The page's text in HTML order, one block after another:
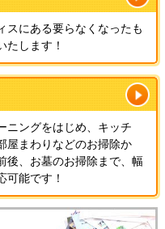
スにある要らなくなったも
たします！
ニングをはじめ、キッチ
屋まわりなどのお掃除か
後、お墓のお掃除まで、幅
可能です！